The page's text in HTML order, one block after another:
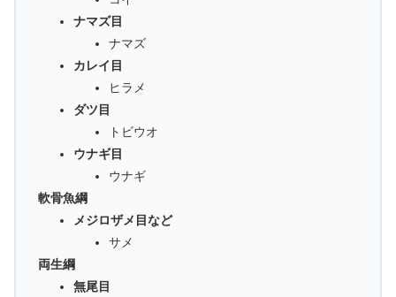
ナマズ目
ナマズ
カレイ目
ヒラメ
ダツ目
トビウオ
ウナギ目
ウナギ
軟骨魚綱
メジロザメ目など
サメ
両生綱
無尾目